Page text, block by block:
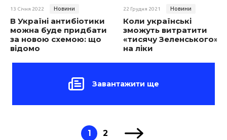
13 Січня 2022 Новини
В Україні антибіотики
можна буде придбати
за новою схемою: що
відомо
22 Грудня 2021 Новини
Коли українські
зможуть витратити
«тисячу Зеленського»
на ліки
Завантажити ще
1 2